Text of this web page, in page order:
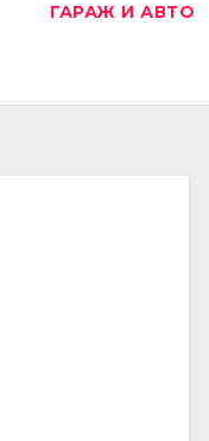
ГАРАЖ И АВТО